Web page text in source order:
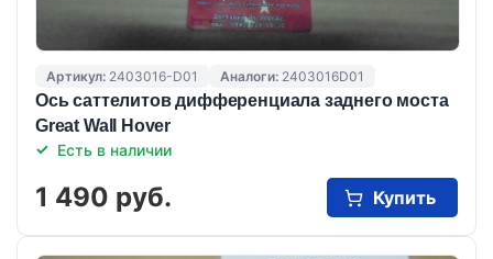
Артикул: 2403016-D01 Аналоги: 2403016D01
Ось саттелитов дифференциала заднего моста
Great Wall Hover
Есть в наличии
1 490 руб. Купить